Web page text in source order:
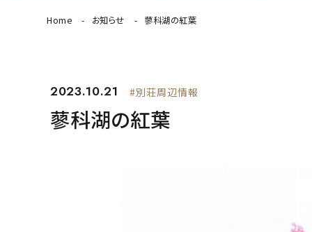
Home お知らせ 蓼科湖の紅葉
2023.10.21 #別荘周辺情報
蓼科湖の紅葉